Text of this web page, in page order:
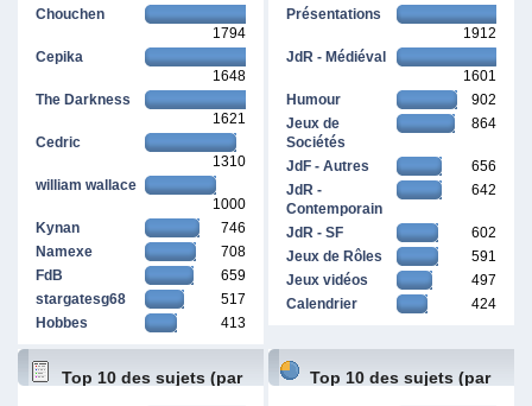
Chouchen
1794
Cepika
1648
The Darkness
1621
Cedric
1310
william wallace
1000
Kynan
746
Namexe
708
FdB
659
stargatesg68
517
Hobbes
413
Présentations
1912
JdR - Médiéval
1601
Humour
902
Jeux de
Sociétés
864
JdF - Autres
656
JdR -
Contemporain
642
JdR - SF
602
Jeux de Rôles
591
Jeux vidéos
497
Calendrier
424
Top 10 des sujets (par Top 10 des sujets (par